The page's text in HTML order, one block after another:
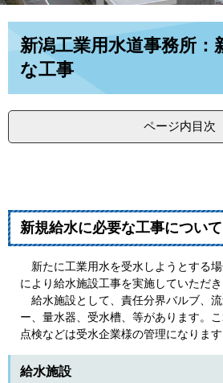
新潟工業用水道事務所：
な工事
ページ内目次
新規給水に必要な工事について
新たに工業用水を受水しようとする
により給水施設工事を実施していただき
給水施設として、責任分界バルブ、
ー、量水器、受水槽、等があります。
点検などは受水企業様の管理になります
給水施設